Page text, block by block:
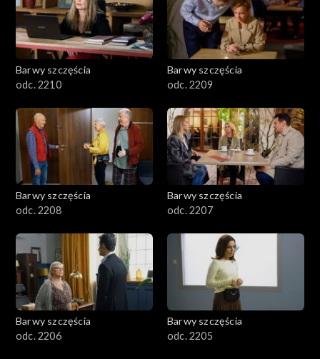
Barwy szczęścia
odc. 2210
Barwy szczęścia
odc. 2209
Barwy szczęścia
odc. 2208
Barwy szczęścia
odc. 2207
Barwy szczęścia
odc. 2206
Barwy szczęścia
odc. 2205